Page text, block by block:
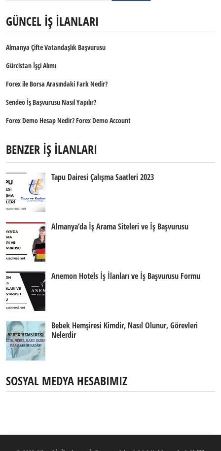
GÜNCEL İŞ İLANLARI
Almanya Çifte Vatandaşlık Başvurusu
Gürcistan İşçi Alımı
Forex ile Borsa Arasındaki Fark Nedir?
Sendeo İş Başvurusu Nasıl Yapılır?
Forex Demo Hesap Nedir? Forex Demo Account
BENZER İŞ İLANLARI
Tapu Dairesi Çalışma Saatleri 2023
Almanya’da İş Arama Siteleri ve İş Başvurusu
Anemon Hotels İş İlanları ve İş Başvurusu Formu
Bebek Hemşiresi Kimdir, Nasıl Olunur, Görevleri
Nelerdir
SOSYAL MEDYA HESABIMIZ